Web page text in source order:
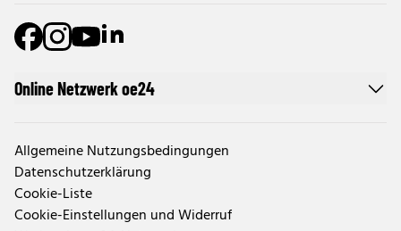
Online Netzwerk oe24
Allgemeine Nutzungsbedingungen
Datenschutzerklärung
Cookie-Liste
Cookie-Einstellungen und Widerruf